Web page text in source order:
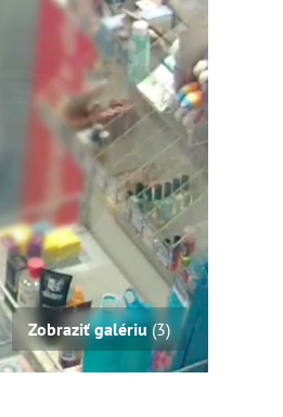
Zobraziť galériu(3)